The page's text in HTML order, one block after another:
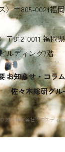
〉〒805-0021福
〒812-0011 福岡
ルディング7階
お知らせ・コラム
佐々木総研グル
2024 株式会社クロスディ